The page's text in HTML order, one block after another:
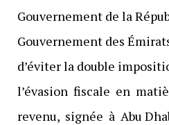
Gouvernement de la
Gouvernement des
d’éviter la double
l’évasion fiscale en
revenu, signée à Abu